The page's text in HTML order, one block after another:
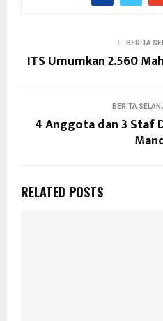
BERITA
ITS Umumkan 2.560
BERITA
4 Anggota dan 3 Staf
RELATED POSTS